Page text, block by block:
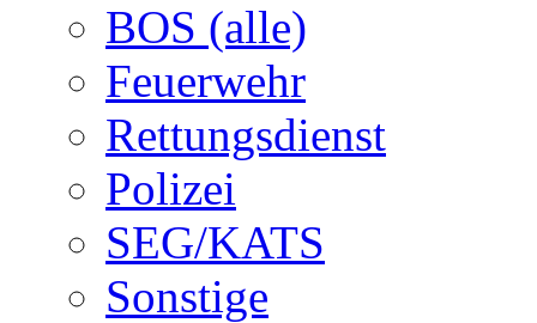
BOS (alle)
Feuerwehr
Rettungsdienst
Polizei
SEG/KATS
Sonstige